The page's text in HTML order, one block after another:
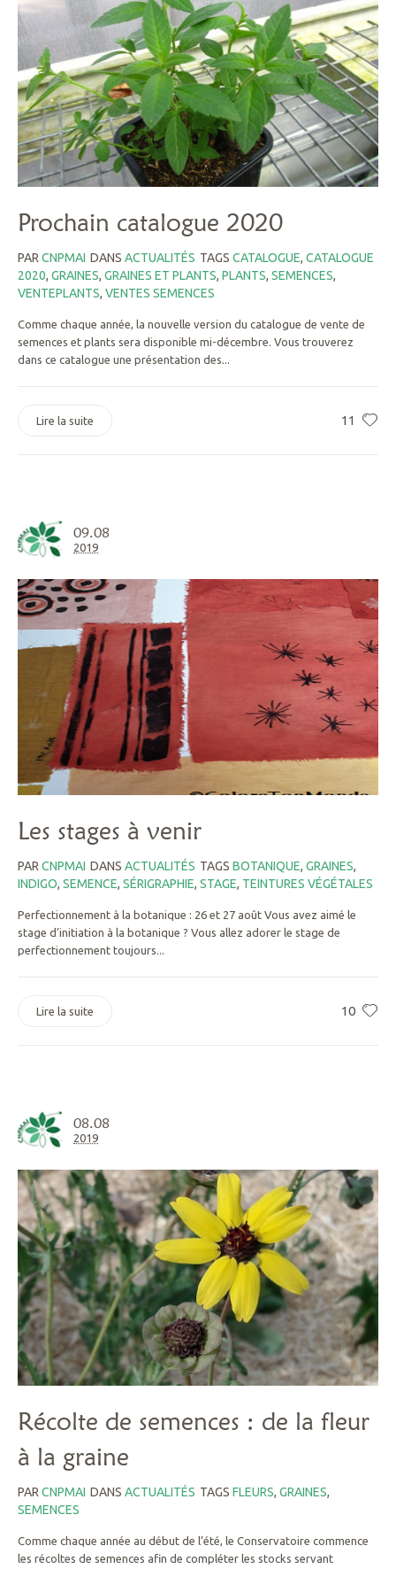
Prochain catalogue 2020
PAR CNPMAI DANS ACTUALITÉS TAGS CATALOGUE, CATALOGUE
2020, GRAINES, GRAINES ET PLANTS, PLANTS, SEMENCES,
VENTEPLANTS, VENTES SEMENCES
Comme chaque année, la nouvelle version du catalogue de vente de
semences et plants sera disponible mi-décembre. Vous trouverez
dans ce catalogue une présentation des...
11
Lire la suite
09.08
2019
Les stages à venir
PAR CNPMAI DANS ACTUALITÉS TAGS BOTANIQUE, GRAINES,
INDIGO, SEMENCE, SÉRIGRAPHIE, STAGE, TEINTURES VÉGÉTALES
Perfectionnement à la botanique : 26 et 27 août Vous avez aimé le
stage d’initiation à la botanique ? Vous allez adorer le stage de
perfectionnement toujours...
10
Lire la suite
08.08
2019
Récolte de semences : de la fleur
à la graine
PARCNPMAI DANS ACTUALITÉS TAGS FLEURS, GRAINES,
SEMENCES
Comme chaque année au début de l’été, le Conservatoire commence
les récoltes de semences afin de compléter les stocks servant